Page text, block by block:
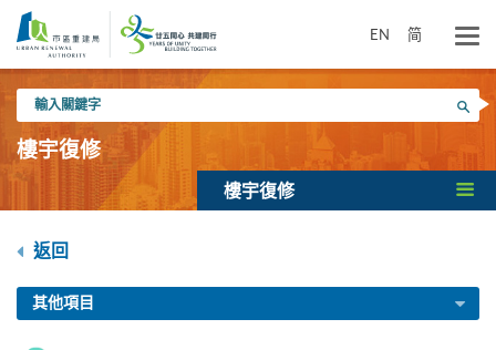
內
EN 简
入
關
鍵
搜尋
樓宇復修
樓宇復修
返回
其他項目